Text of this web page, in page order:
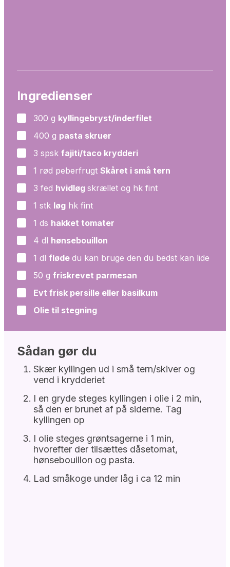
Ingredienser
▢
300 g kyllingebryst/inderfilet
▢
400 g pasta skruer
▢
3 spsk fajiti/taco krydderi
▢
1 rød peberfrugt Skåret i små tern
▢
3 fed hvidløg skrællet og hk fint
▢
1 stk løg hk fint
▢
1 ds hakket tomater
▢
4 dl hønsebouillon
▢
1 dl fløde du kan bruge den du bedst kan lide
▢
50 g friskrevet parmesan
▢
Evt frisk persille eller basilkum
▢
Olie til stegning
Sådan gør du
Skær kyllingen ud i små tern/skiver og
vend i krydderiet
I en gryde steges kyllingen i olie i 2 min,
så den er brunet af på siderne. Tag
kyllingen op
I olie steges grøntsagerne i 1 min,
hvorefter der tilsættes dåsetomat,
hønsebouillon og pasta.
Lad småkoge under låg i ca 12 min